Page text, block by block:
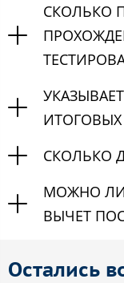
СКОЛЬКО
СКОЛЬКО
МОЖНО
ВЫЧЕТ
Остались